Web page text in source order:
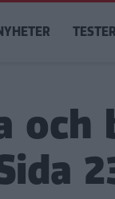
TESTER
och